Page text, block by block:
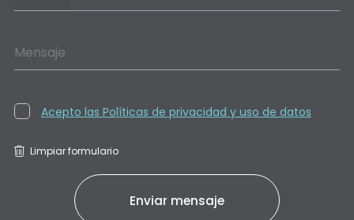
Mensaje
Acepto las Políticas de privacidad y uso de datos
Limpiar formulario